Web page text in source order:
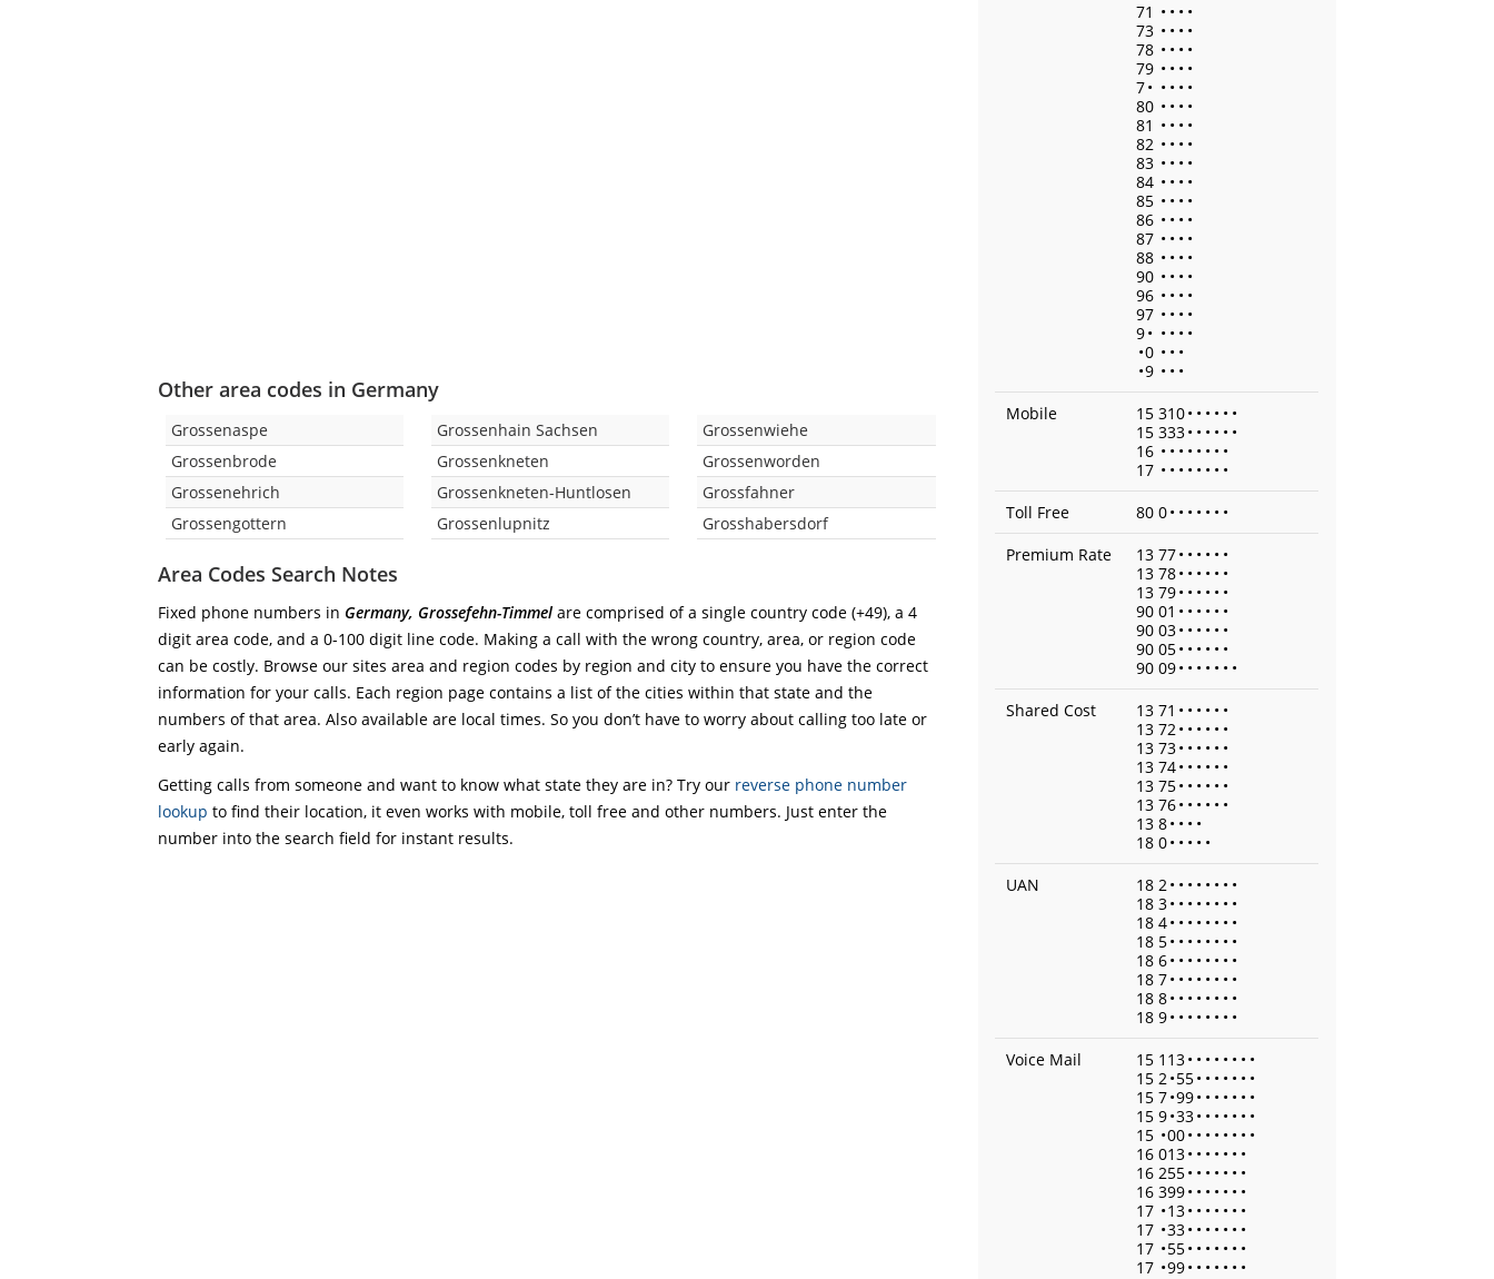
Other area codes in Germany
Grossenaspe
Grossenbrode
Grossenehrich
Grossengottern
Grossenhain Sachsen
Grossenkneten
Grossenkneten-Huntlosen
Grossenlupnitz
Grossenwiehe
Grossenworden
Grossfahner
Grosshabersdorf
Area Codes Search Notes
Fixed phone numbers in Germany, Grossefehn-Timmel are comprised of a single country code (+49), a 4
digit area code, and a 0-100 digit line code. Making a call with the wrong country, area, or region code
can be costly. Browse our sites area and region codes by region and city to ensure you have the correct
information for your calls. Each region page contains a list of the cities within that state and the
numbers of that area. Also available are local times. So you don’t have to worry about calling too late or
early again.
Getting calls from someone and want to know what state they are in? Try our reverse phone number
lookup to find their location, it even works with mobile, toll free and other numbers. Just enter the
number into the search field for instant results.
71 • • • •
73 • • • •
78 • • • •
79 • • • •
7• • • • •
80 • • • •
81 • • • •
82 • • • •
83 • • • •
84 • • • •
85 • • • •
86 • • • •
87 • • • •
88 • • • •
90 • • • •
96 • • • •
97 • • • •
9• • • • •
•0 • • •
•9 • • •
Mobile
15 310• • • • • •
15 333• • • • • •
16 • • • • • • • •
17 • • • • • • • •
Toll Free
80 0• • • • • • •
Premium Rate
13 77• • • • • •
13 78• • • • • •
13 79• • • • • •
90 01 • • • • • •
90 03• • • • • •
90 05• • • • • •
90 09• • • • • • •
Shared Cost
13 71 • • • • • •
13 72• • • • • •
13 73• • • • • •
13 74• • • • • •
13 75• • • • • •
13 76• • • • • •
13 8• • • •
18 0• • • • •
UAN
18 2• • • • • • • •
18 3• • • • • • • •
18 4• • • • • • • •
18 5• • • • • • • •
18 6• • • • • • • •
18 7• • • • • • • •
18 8• • • • • • • •
18 9• • • • • • • •
Voice Mail
15 113• • • • • • • •
15 2•55• • • • • • •
15 7•99• • • • • • •
15 9•33• • • • • • •
15 •00• • • • • • • •
16 013• • • • • • •
16 255• • • • • • •
16 399• • • • • • •
17 •13• • • • • • •
17 •33• • • • • • •
17 •55• • • • • • •
17 •99• • • • • • •